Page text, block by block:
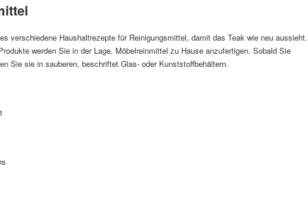
verschiedene Haushaltrezepte für Reinigungsmittel, damit das Teak wie neu aussieht.
werden Sie in der Lage, Möbelreinmittel zu Hause anzufertigen. Sobald Sie
Sie sie in sauberen, beschriftet Glas- oder Kunststoffbehältern.